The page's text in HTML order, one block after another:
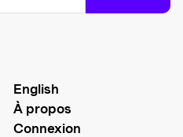
English
À propos
Connexion